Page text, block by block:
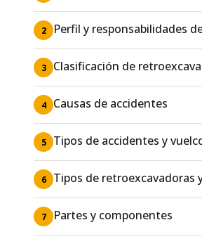
2 Perfil y responsabilidades
3 Clasificación de
4 Causas de accidentes
5 Tipos de accidentes y
6 Tipos de retroexcavadoras
7 Partes y componentes